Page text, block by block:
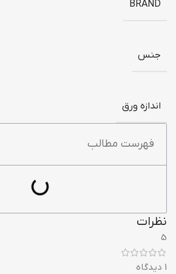
BRAND
جنس
اندازه ورق
فهرست مطالب
نظرات
5
1 دیدگاه